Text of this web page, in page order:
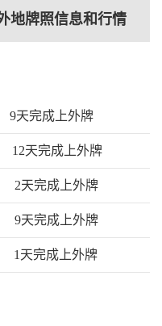
地牌照信息和行情
9天完成上外牌
12天完成上外牌
2天完成上外牌
9天完成上外牌
1天完成上外牌